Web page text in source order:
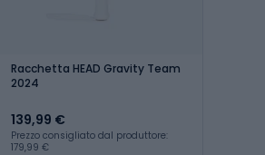
Racchetta HEAD Gravity Team
2024
139,99 €
Prezzo consigliato dal produttore:
179,99 €